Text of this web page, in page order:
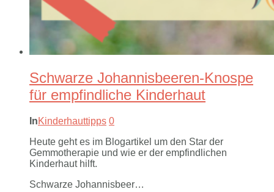
Schwarze Johannisbeeren-Knospe
für empfindliche Kinderhaut
InKinderhauttipps 0
Heute geht es im Blogartikel um den Star der
Gemmotherapie und wie er der empfindlichen
Kinderhaut hilft.
Schwarze Johannisbeer…